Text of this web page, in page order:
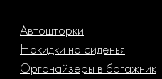
Автошторки
Накидки на сиденья
Органайзеры в багажник